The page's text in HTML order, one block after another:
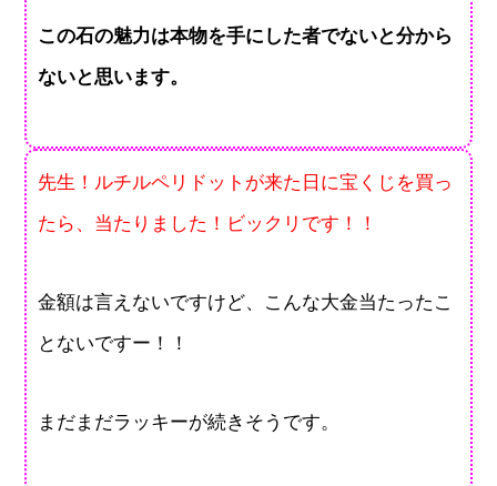
この石の魅力は本物を手にした者でないと分から
ないと思います。
先生！ルチルペリドットが来た日に宝くじを買っ
たら、当たりました！ビックリです！！
金額は言えないですけど、こんな大金当たったこ
とないですー！！
まだまだラッキーが続きそうです。